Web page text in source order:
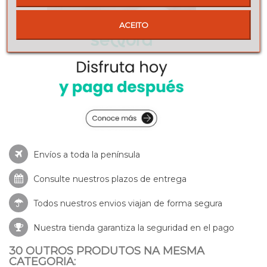
Envíos a toda la península
Consulte nuestros plazos de entrega
Todos nuestros envios viajan de forma segura
Nuestra tienda garantiza la seguridad en el pago
30 OUTROS PRODUTOS NA MESMA
CATEGORIA:
ACEITO